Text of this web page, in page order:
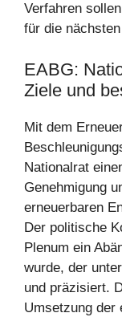
Verfahren
für die
EABG:
Ziele und
Mit dem
Nationalrat
Genehmigung
erneuerbaren
Der politische
Plenum ein
wurde, der
und präzisiert.
Umsetzung der